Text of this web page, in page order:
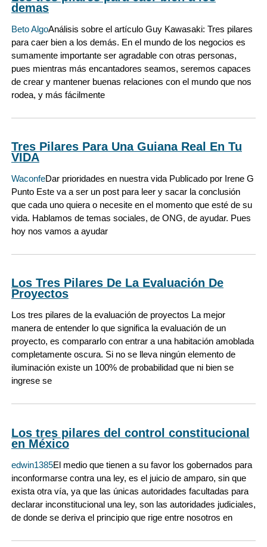
demas
Beto AlgoAnálisis sobre el artículo Guy Kawasaki: Tres pilares
para caer bien a los demás. En el mundo de los negocios es
sumamente importante ser agradable con otras personas,
pues mientras más encantadores seamos, seremos capaces
de crear y mantener buenas relaciones con el mundo que nos
rodea, y más fácilmente
Tres Pilares Para Una Guiana Real En Tu
VIDA
WaconfeDar prioridades en nuestra vida Publicado por Irene G
Punto Este va a ser un post para leer y sacar la conclusión
que cada uno quiera o necesite en el momento que esté de su
vida. Hablamos de temas sociales, de ONG, de ayudar. Pues
hoy nos vamos a ayudar
Los Tres Pilares De La Evaluación De
Proyectos
Los tres pilares de la evaluación de proyectos La mejor
manera de entender lo que significa la evaluación de un
proyecto, es compararlo con entrar a una habitación amoblada
completamente oscura. Si no se lleva ningún elemento de
iluminación existe un 100% de probabilidad que ni bien se
ingrese se
Los tres pilares del control constitucional
en México
edwin1385El medio que tienen a su favor los gobernados para
inconformarse contra una ley, es el juicio de amparo, sin que
exista otra vía, ya que las únicas autoridades facultadas para
declarar inconstitucional una ley, son las autoridades judiciales,
de donde se deriva el principio que rige entre nosotros en